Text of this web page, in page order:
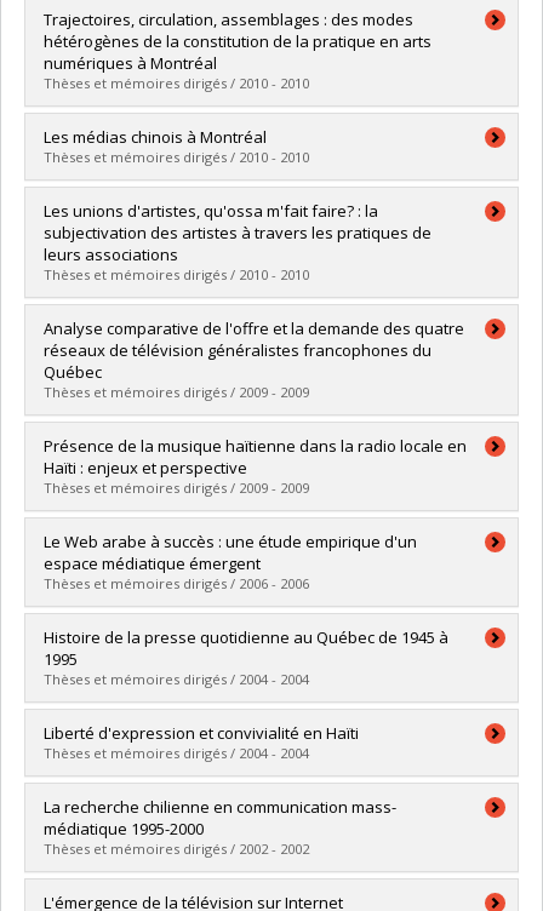
Diplômé(e) :Dominguez, Maria E.
Cycle :Doctorat
Diplôme obtenu :Ph. D.
Lien vers le document dans Papyrus
Trajectoires, circulation, assemblages : des modes
hétérogènes de la constitution de la pratique en arts
numériques à Montréal
Thèses et mémoires dirigés / 2010 - 2010
Diplômé(e) :Charrieras, Damien
Cycle : Doctorat
Diplôme obtenu :Ph. D.
Lien vers le document dans Papyrus
Les médias chinois à Montréal
Thèses et mémoires dirigés / 2010 - 2010
Diplômé(e) :Li, Yanhong
Cycle :Maîtrise
Diplôme obtenu :
Lien vers le document dans Papyrus
Les unions d'artistes, qu'ossa m'fait faire? : la
subjectivation des artistes à travers les pratiques de
leurs associations
Thèses et mémoires dirigés / 2010 - 2010
Diplômé(e) :Gauthier, Maude
Cycle :Maîtrise
Diplôme obtenu :
Lien vers le document dans Papyrus
Analyse comparative de l'offre et la demande des quatre
réseaux de télévision généralistes francophones du
Québec
Thèses et mémoires dirigés / 2009 - 2009
Diplômé(e) : Barrette, Dominique
Cycle :Maîtrise
Diplôme obtenu :M. Sc.
Lien vers le document dans Papyrus
Présence de la musique haïtienne dans la radio locale en
Haïti : enjeux et perspective
Thèses et mémoires dirigés / 2009 - 2009
Diplômé(e) :Richemond, Edric Richard
Cycle :Maîtrise
Diplôme obtenu :M. Sc.
Lien vers le document dans Papyrus
Le Web arabe à succès : une étude empirique d'un
espace médiatique émergent
Thèses et mémoires dirigés / 2006 - 2006
Diplômé(e) : Allagui, Ilhem
Cycle :
Diplôme obtenu :Ph. D.
Lien vers le document dans Papyrus
Histoire de la presse quotidienne au Québec de 1945 à
1995
Thèses et mémoires dirigés / 2004 - 2004
Diplômé(e) :Jacob, Louis
Cycle : Maîtrise
Diplôme obtenu :M. Sc.
Lien vers le document dans Papyrus
Liberté d'expression et convivialité en Haïti
Thèses et mémoires dirigés / 2004 - 2004
Diplômé(e) : Antoine, Paul
Cycle :Doctorat
Diplôme obtenu :Ph. D.
Lien vers le document dans Papyrus
La recherche chilienne en communication mass-
médiatique 1995-2000
Thèses et mémoires dirigés / 2002 - 2002
Diplômé(e) : Dominguez, María Eugenia
L'émergence de la télévision sur Internet